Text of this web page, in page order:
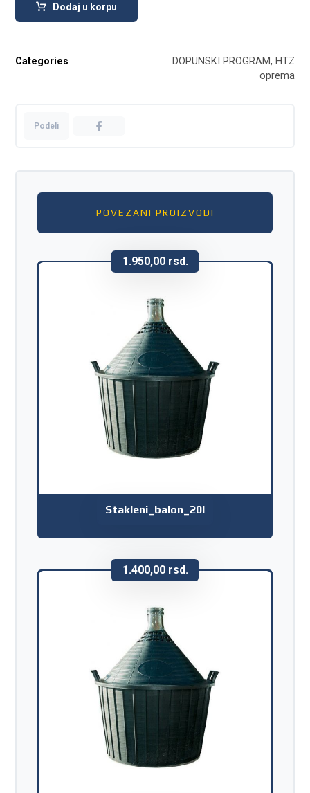
Dodaj u korpu
Categories DOPUNSKI PROGRAM, HTZ
oprema
POVEZANI PROIZVODI
Stakleni_balon_20l
1.950,00 rsd.
1.400,00 rsd.